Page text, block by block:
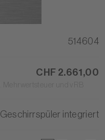
514604
CHF 2.661,00
Geschirrspüler integriert